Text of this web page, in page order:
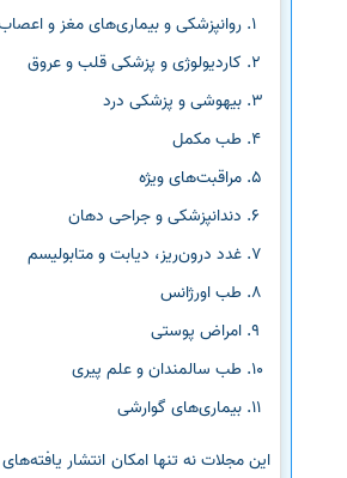
روانپزشکی و بیماری‌های مغز و
کاردیولوژی و پزشکی قلب و عروق
بیهوشی و پزشکی درد
طب مکمل
مراقبت‌های ویژه
دندانپزشکی و جراحی دهان
غدد درون‌ریز، دیابت و متابولیسم
طب اورژانس
امراض پوستی
طب سالمندان و علم پیری
بیماری‌های گوارشی
این مجلات نه تنها امکان انتشار